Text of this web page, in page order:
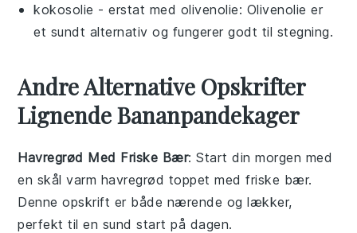
kokosolie - erstat med olivenolie: Olivenolie er
et sundt alternativ og fungerer godt til stegning.
Andre Alternative Opskrifter
Lignende Bananpandekager
Havregrød Med Friske Bær: Start din morgen med
en skål varm havregrød toppet med friske bær.
Denne opskrift er både nærende og lækker,
perfekt til en sund start på dagen.